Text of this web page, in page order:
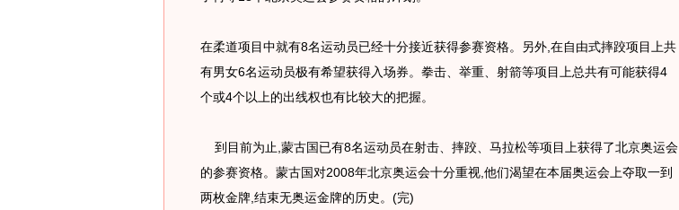
在柔道项目中就有8名运动员已经十分接近获得参赛资格。另外,在自由式摔跤项目上共
有男女6名运动员极有希望获得入场券。拳击、举重、射箭等项目上总共有可能获得4
个或4个以上的出线权也有比较大的把握。
到目前为止,蒙古国已有8名运动员在射击、摔跤、马拉松等项目上获得了北京奥运会
的参赛资格。蒙古国对2008年北京奥运会十分重视,他们渴望在本届奥运会上夺取一到
两枚金牌,结束无奥运金牌的历史。(完)